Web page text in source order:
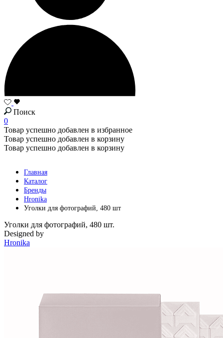
Поиск
0
Товар успешно добавлен в избранное
Товар успешно добавлен в корзину
Товар успешно добавлен в корзину
Главная
Каталог
Бренды
Hronika
Уголки для фотографий, 480 шт
Уголки для фотографий, 480 шт.
Designed by
Hronika